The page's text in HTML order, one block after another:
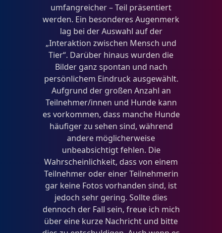
umfangreicher – Teil präsentiert
werden. Ein besonderes Augenmerk
lag bei der Auswahl auf der
„Interaktion zwischen Mensch und
Tier“. Darüber hinaus wurden die
Bilder ganz spontan und nach
persönlichem Eindruck ausgewählt.
Aufgrund der großen Anzahl an
Teilnehmer/innen und Hunde kann
es vorkommen, dass manche Hunde
häufiger zu sehen sind, während
andere möglicherweise
unbeabsichtigt fehlen. Die
Wahrscheinlichkeit, dass von einem
Teilnehmer oder einer Teilnehmerin
gar keine Fotos vorhanden sind, ist
jedoch sehr gering. Sollte dies
dennoch der Fall sein, freue ich mich
über eine kurze Nachricht und bitte